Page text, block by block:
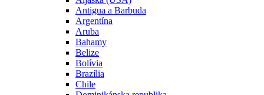
Antigua a Barbuda
Argentína
Aruba
Bahamy
Belize
Bolívia
Brazília
Chile